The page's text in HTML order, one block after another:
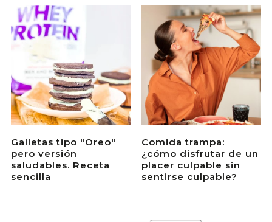
Galletas tipo "Oreo"
pero versión
saludables. Receta
sencilla
Comida trampa:
¿cómo disfrutar de un
placer culpable sin
sentirse culpable?